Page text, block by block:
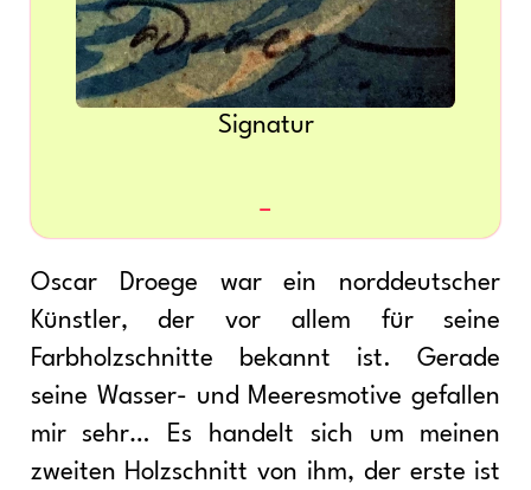
Signatur
Oscar Droege war ein norddeutscher
Künstler, der vor allem für seine
Farbholzschnitte bekannt ist. Gerade
seine Wasser- und Meeresmotive gefallen
mir sehr… Es handelt sich um meinen
zweiten Holzschnitt von ihm, der erste ist